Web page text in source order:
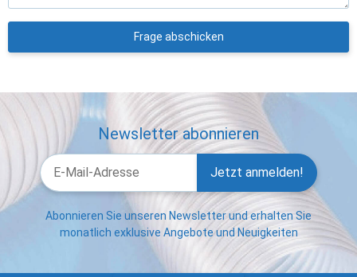
Frage abschicken
Newsletter abonnieren
Jetzt anmelden!
Abonnieren Sie unseren Newsletter und erhalten Sie
monatlich exklusive Angebote und Neuigkeiten